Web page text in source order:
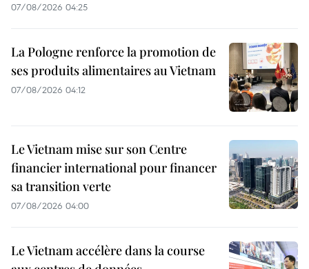
07/08/2026 04:25
La Pologne renforce la promotion de
ses produits alimentaires au Vietnam
07/08/2026 04:12
Le Vietnam mise sur son Centre
financier international pour financer
sa transition verte
07/08/2026 04:00
Le Vietnam accélère dans la course